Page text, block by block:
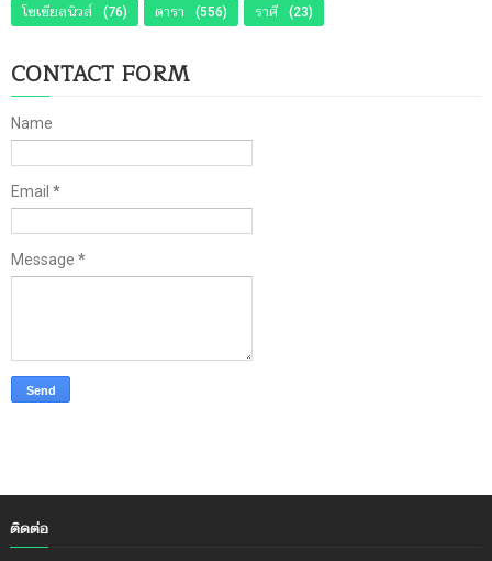
โซเชียลนิวส์ (76) ดารา (556) ราศี (23)
CONTACT FORM
Name
Email *
Message *
ติดต่อ